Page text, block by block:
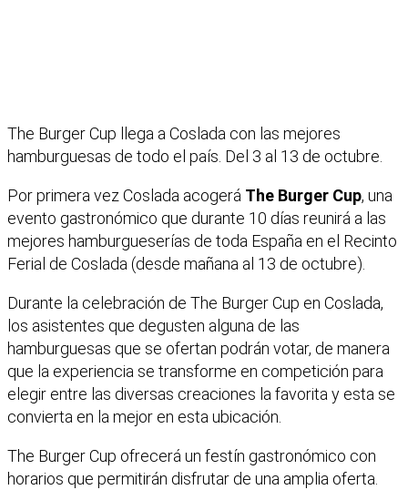
The Burger Cup llega a Coslada con las mejores
hamburguesas de todo el país. Del 3 al 13 de octubre.
Por primera vez Coslada acogerá The Burger Cup, una
evento gastronómico que durante 10 días reunirá a las
mejores hamburgueserías de toda España en el Recinto
Ferial de Coslada (desde mañana al 13 de octubre).
Durante la celebración de The Burger Cup en Coslada,
los asistentes que degusten alguna de las
hamburguesas que se ofertan podrán votar, de manera
que la experiencia se transforme en competición para
elegir entre las diversas creaciones la favorita y esta se
convierta en la mejor en esta ubicación.
The Burger Cup ofrecerá un festín gastronómico con
horarios que permitirán disfrutar de una amplia oferta.